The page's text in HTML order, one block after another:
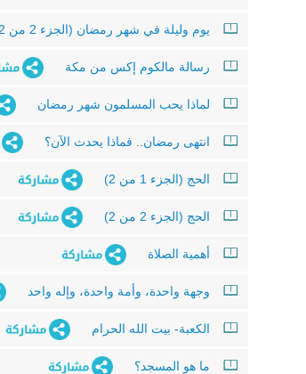
يوم وليلة في شهر رمضان (الجزء 2 من 2): قيام الليل
رسالة مالكوم إكس من مكة
لماذا يحب المسلمون شهر رمضان
انتهى رمضان.. فماذا يحدث الآن؟
الحج (الجزء 1 من 2)
الحج (الجزء 2 من 2)
أهمية الصلاة
وجهة واحدة، وأمة واحدة، وإله واحد
الكعبة- بيت الله الحرام
ما هو المسجد؟